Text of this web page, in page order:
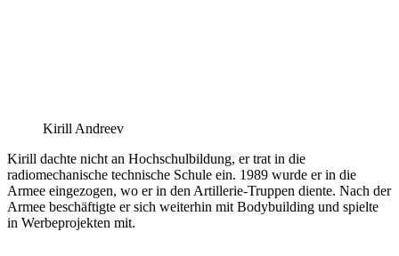
Kirill Andreev
Kirill dachte nicht an Hochschulbildung, er trat in die
radiomechanische technische Schule ein. 1989 wurde er in die
Armee eingezogen, wo er in den Artillerie-Truppen diente. Nach der
Armee beschäftigte er sich weiterhin mit Bodybuilding und spielte
in Werbeprojekten mit.